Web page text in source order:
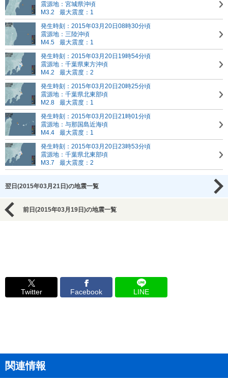
震源地：宮城県沖頃
M3.2
最大震度：1
発生時刻：2015年03月20日08時30分頃
震源地：三陸沖頃
M4.5
最大震度：1
発生時刻：2015年03月20日19時54分頃
震源地：千葉県東方沖頃
M4.2
最大震度：2
発生時刻：2015年03月20日20時25分頃
震源地：千葉県北東部頃
M2.8
最大震度：1
発生時刻：2015年03月20日21時01分頃
震源地：与那国島近海頃
M4.4
最大震度：1
発生時刻：2015年03月20日23時53分頃
震源地：千葉県北東部頃
M3.7
最大震度：2
翌日(2015年03月21日)の地震一覧
前日(2015年03月19日)の地震一覧
Twitter Facebook LINE
関連情報